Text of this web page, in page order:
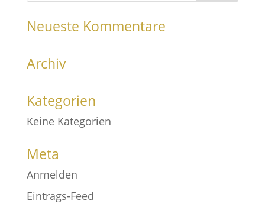
Neueste Kommentare
Archiv
Kategorien
Keine Kategorien
Meta
Anmelden
Eintrags-Feed